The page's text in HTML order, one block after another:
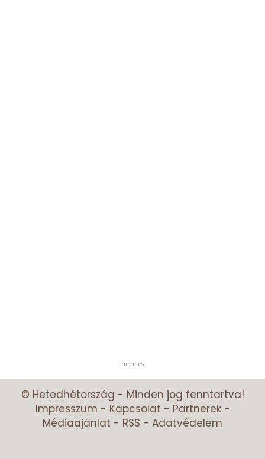
hirdetés
© Hetedhétország - Minden jog fenntartva!
Impresszum - Kapcsolat - Partnerek-
Médiaajánlat - RSS - Adatvédelem